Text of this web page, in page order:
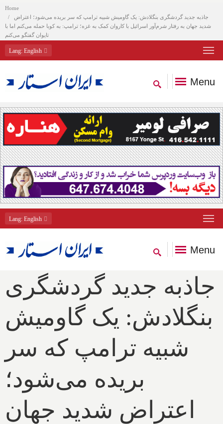
Home
جاذبه جدید گردشگری بنگلادش: یک گاومیش شبیه ترامپ که سر بریده می‌شود؛ اعتراض
شدید جهان به رفتار شرم‌آور اسرائیل با کاروان کمک به غزه؛ ترامپ: به کوبا حمله می‌کنم اما با
تایوان گفتگو می‌کنم
Lang: English
Menu
Lang: English
Menu
جاذبه جدید گردشگری
بنگلادش: یک گاومیش
شبیه ترامپ که سر
بریده می‌شود؛
اعتراض شدید جهان